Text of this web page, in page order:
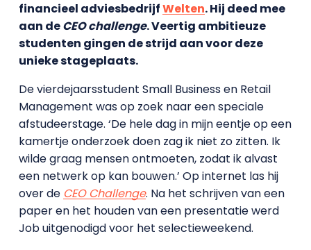
financieel adviesbedrijfWelten. Hij deed mee
aan deCEO challenge. Veertig ambitieuze
studenten gingen de strijd aan voor deze
unieke stageplaats.
De vierdejaarsstudent Small Business en Retail
Management was op zoek naar een speciale
afstudeerstage. ‘De hele dag in mijn eentje op een
kamertje onderzoek doen zag ik niet zo zitten. Ik
wilde graag mensen ontmoeten, zodat ik alvast
een netwerk op kan bouwen.’ Op internet las hij
over de CEO Challenge. Na het schrijven van een
paper en het houden van een presentatie werd
Job uitgenodigd voor het selectieweekend.